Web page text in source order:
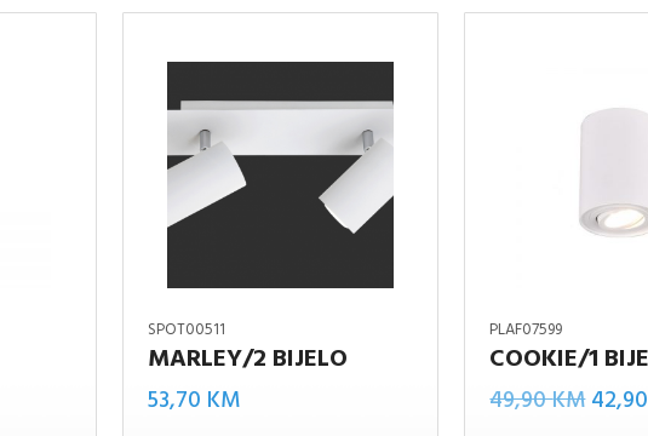
SPOT00511
MARLEY/2 BIJELO
53,70 KM
Marley/2
PLAF07599
COOKIE/1
49,90KM42,90
bijelo